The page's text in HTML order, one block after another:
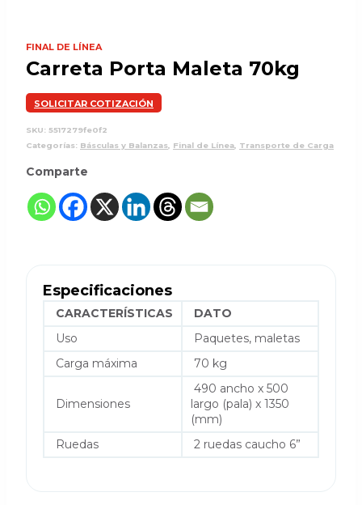
FINAL DE LÍNEA
Carreta Porta Maleta 70kg
SOLICITAR COTIZACIÓN
SKU: 5517279fe0f2
Categorías: Básculas y Balanzas, Final de Línea, Transporte de Carga
Comparte
Especificaciones
CARACTERÍSTICAS
DATO
Uso
Paquetes, maletas
Carga máxima
70 kg
Dimensiones
490 ancho x 500
largo (pala) x 1350
(mm)
Ruedas
2 ruedas caucho 6”